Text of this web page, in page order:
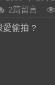
2篇留言
愛偷拍 ?